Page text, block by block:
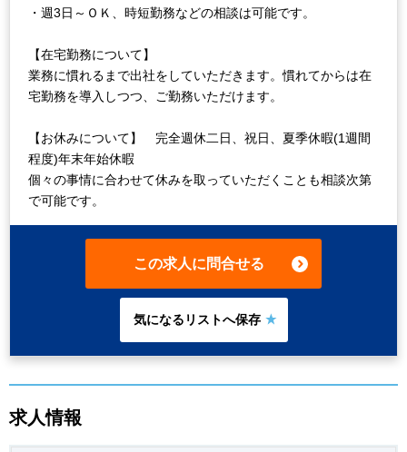
・週3日～ＯＫ、時短勤務などの相談は可能です。
【在宅勤務について】
業務に慣れるまで出社をしていただきます。慣れてからは在
宅勤務を導入しつつ、ご勤務いただけます。
【お休みについて】 完全週休二日、祝日、夏季休暇(1週間
程度)年末年始休暇
個々の事情に合わせて休みを取っていただくことも相談次第
で可能です。
この求人に問合せる
求人情報